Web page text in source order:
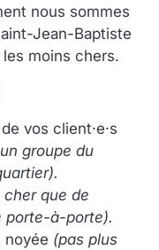
nous sommes
Jean-Baptiste
moins chers.
vos client·e·s
groupe du
cher que de
porte-à-porte).
noyée (pas plus